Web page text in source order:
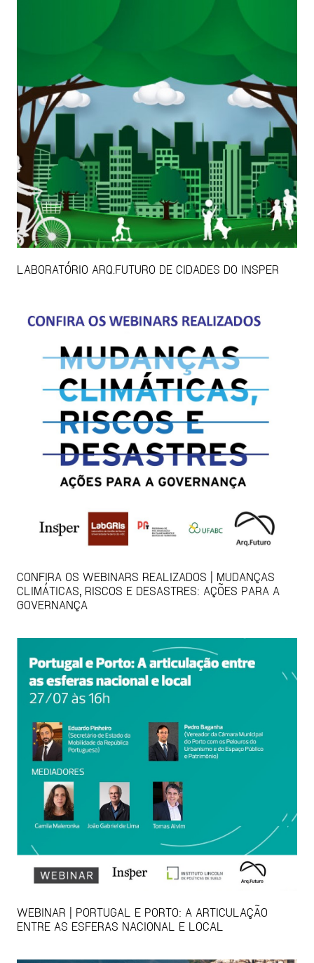
LABORATÓRIO ARQ.FUTURO DE CIDADES DO INSPER
CONFIRA OS WEBINARS REALIZADOS | MUDANÇAS
CLIMÁTICAS, RISCOS E DESASTRES: AÇÕES PARA A
GOVERNANÇA
WEBINAR | PORTUGAL E PORTO: A ARTICULAÇÃO
ENTRE AS ESFERAS NACIONAL E LOCAL